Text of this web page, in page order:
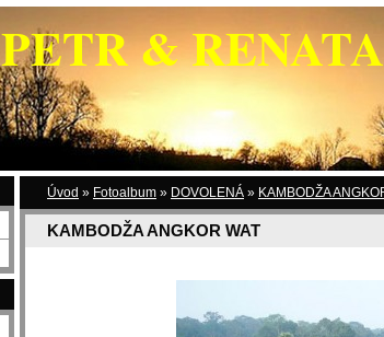
PETR &
Úvod » Fotoalbum » DOVOLENÁ » KAMBODŽA
KAMBODŽA ANGKOR WAT